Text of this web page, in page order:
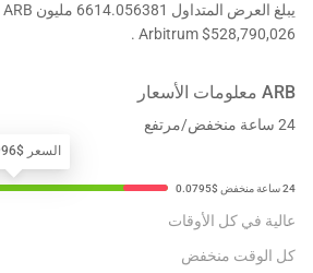
Arbitrum $528,790,026 .
ARB معلومات الأسعار
24 ساعة منخفض/مرتفع
السعر $0.07996
عالية في كل الأوقات
كل الوقت منخفض